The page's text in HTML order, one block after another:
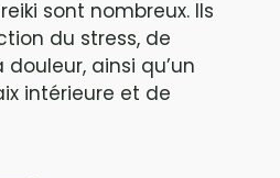
sont nombreux. Ils
du stress, de
douleur, ainsi qu’un
intérieure et de